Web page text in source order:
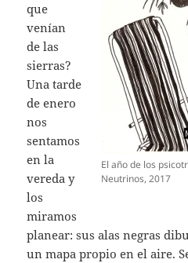
El año de los
Neutrinos, 2017
que
venían
de las
sierras?
Una tarde
de enero
nos
sentamos
en la
vereda y
los
miramos
planear: sus alas negras
un mapa propio en el aire.